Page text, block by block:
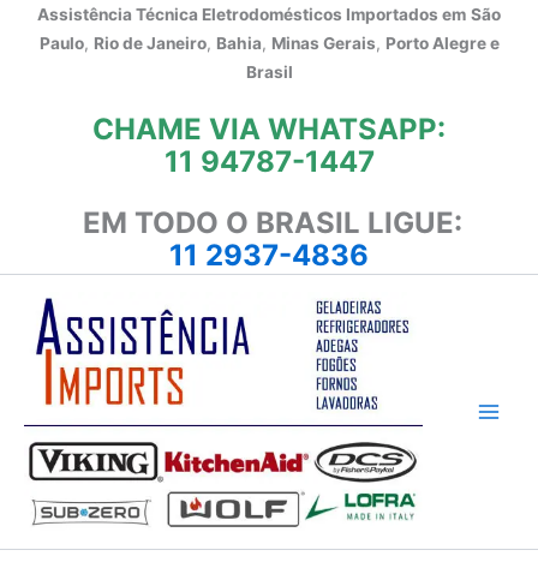
Assistência Técnica Eletrodomésticos Importados em São
Paulo, Rio de Janeiro, Bahia, Minas Gerais, Porto Alegre e
Brasil
CHAME VIA WHATSAPP:
11 94787-1447
EM TODO O BRASIL LIGUE:
11 2937-4836